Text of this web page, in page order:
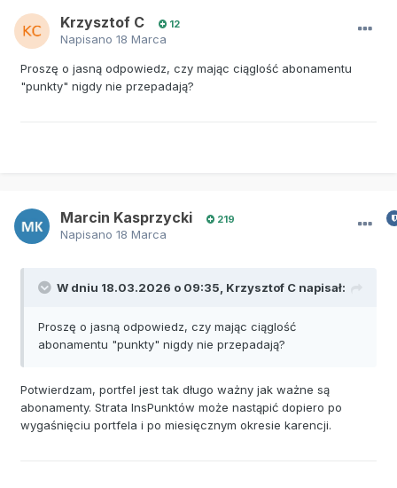
Krzysztof C 12
Napisano 18 Marca
Proszę o jasną odpowiedz, czy mając ciąglość abonamentu
"punkty" nigdy nie przepadają?
Marcin Kasprzycki 219
Napisano 18 Marca
W dniu 18.03.2026 o 09:35, Krzysztof C napisał:
Proszę o jasną odpowiedz, czy mając ciąglość
abonamentu "punkty" nigdy nie przepadają?
Potwierdzam, portfel jest tak długo ważny jak ważne są
abonamenty. Strata InsPunktów może nastąpić dopiero po
wygaśnięciu portfela i po miesięcznym okresie karencji.